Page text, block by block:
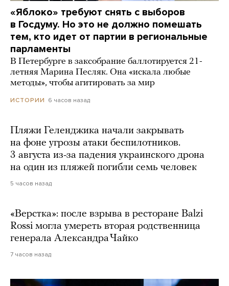
«Яблоко» требуют снять с выборов
в Госдуму. Но это не должно помешать
тем, кто идет от партии в региональные
парламенты
В Петербурге в заксобрание баллотируется 21-
летняя Марина Песляк. Она «искала любые
методы», чтобы агитировать за мир
ИСТОРИИ 6 часов назад
Пляжи Геленджика начали закрывать
на фоне угрозы атаки беспилотников.
3 августа из-за падения украинского дрона
на один из пляжей погибли семь человек
5 часов назад
«Верстка»: после взрыва в ресторане Balzi
Rossi могла умереть вторая родственница
генерала Александра Чайко
7 часов назад